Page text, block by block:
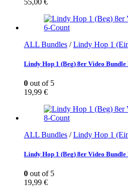
ALL Bundles /Lindy Hop 1
Lindy Hop 1 (Beg) 8er Video Bundle
0 out of 5
19,99 €
ALL Bundles /Lindy Hop 1
Lindy Hop 1 (Beg) 8er Video
0 out of 5
19,99 €